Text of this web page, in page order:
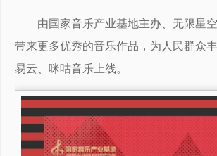
由国家音乐产业基地主办、无限星
带来更多优秀的音乐作品，为人民群众
易云、咪咕音乐上线。